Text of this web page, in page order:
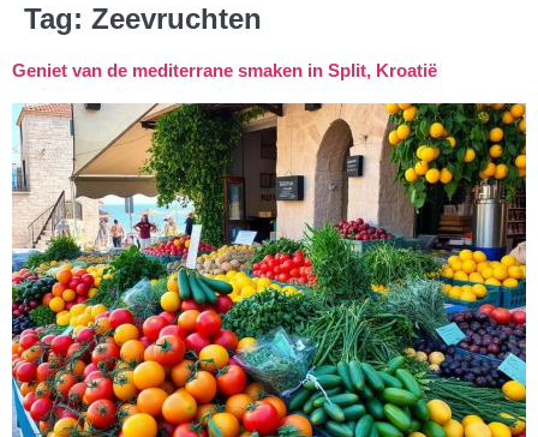
Tag: Zeevruchten
Geniet van de mediterrane smaken in Split, Kroatië